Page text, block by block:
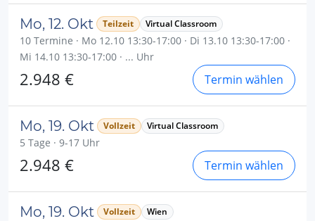
Mo, 12. Okt Teilzeit Virtual Classroom
10 Termine · Mo 12.10 13:30-17:00 · Di 13.10 13:30-17:00 ·
Mi 14.10 13:30-17:00 · ... Uhr
2.948 € Termin wählen
Mo, 19. Okt Vollzeit Virtual Classroom
5 Tage · 9-17 Uhr
2.948 € Termin wählen
Mo, 19. Okt Vollzeit Wien